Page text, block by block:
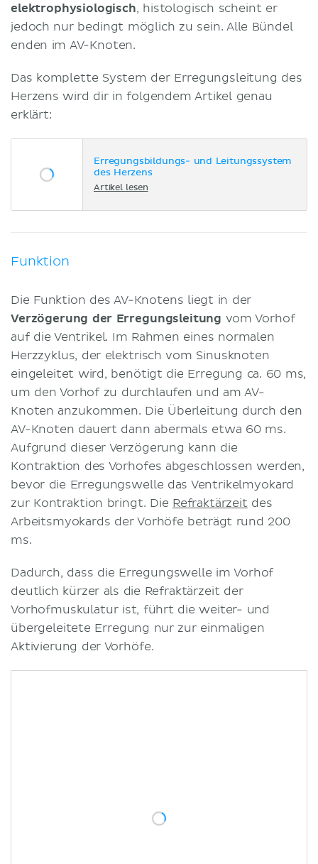
elektrophysiologisch, histologisch scheint er
jedoch nur bedingt möglich zu sein. Alle Bündel
enden im AV-Knoten.
Das komplette System der Erregungsleitung des
Herzens wird dir in folgendem Artikel genau
erklärt:
Erregungsbildungs- und Leitungssystem
des Herzens
Artikel lesen
Funktion
Die Funktion des AV-Knotens liegt in der
Verzögerung der Erregungsleitung vom Vorhof
auf die Ventrikel. Im Rahmen eines normalen
Herzzyklus, der elektrisch vom Sinusknoten
eingeleitet wird, benötigt die Erregung ca. 60 ms,
um den Vorhof zu durchlaufen und am AV-
Knoten anzukommen. Die Überleitung durch den
AV-Knoten dauert dann abermals etwa 60 ms.
Aufgrund dieser Verzögerung kann die
Kontraktion des Vorhofes abgeschlossen werden,
bevor die Erregungswelle das Ventrikelmyokard
zur Kontraktion bringt. Die Refraktärzeit des
Arbeitsmyokards der Vorhöfe beträgt rund 200
ms.
Dadurch, dass die Erregungswelle im Vorhof
deutlich kürzer als die Refraktärzeit der
Vorhofmuskulatur ist, führt die weiter- und
übergeleitete Erregung nur zur einmaligen
Aktivierung der Vorhöfe.